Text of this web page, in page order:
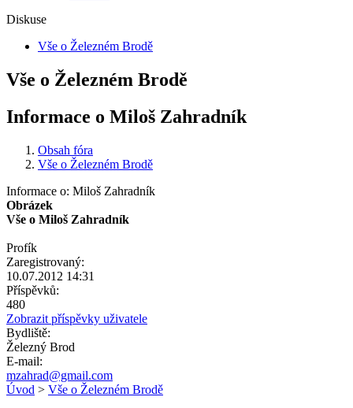
Diskuse
Vše o Železném Brodě
Vše o Železném Brodě
Informace o Miloš Zahradník
Obsah fóra
Vše o Železném Brodě
Informace o: Miloš Zahradník
Obrázek
Vše o Miloš Zahradník
Profík
Zaregistrovaný:
10.07.2012 14:31
Příspěvků:
480
Zobrazit příspěvky uživatele
Bydliště:
Železný Brod
E-mail:
mzahrad@gmail.com
Úvod > Vše o Železném Brodě